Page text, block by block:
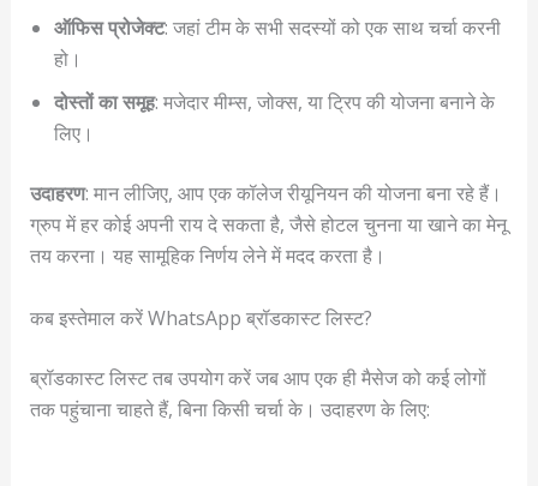
ऑफिस प्रोजेक्ट: जहां टीम के सभी सदस्यों को एक साथ चर्चा करनी
हो।
दोस्तों का समूह: मजेदार मीम्स, जोक्स, या ट्रिप की योजना बनाने के
लिए।
उदाहरण: मान लीजिए, आप एक कॉलेज रीयूनियन की योजना बना रहे हैं।
ग्रुप में हर कोई अपनी राय दे सकता है, जैसे होटल चुनना या खाने का मेनू
तय करना। यह सामूहिक निर्णय लेने में मदद करता है।
कब इस्तेमाल करें WhatsApp ब्रॉडकास्ट लिस्ट?
ब्रॉडकास्ट लिस्ट तब उपयोग करें जब आप एक ही मैसेज को कई लोगों
तक पहुंचाना चाहते हैं, बिना किसी चर्चा के। उदाहरण के लिए: